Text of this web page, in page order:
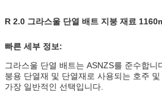
R 2.0 그라스울 단열 배트 지붕 재료
빠른 세부 정보:
그라스울 단열 배트는 ASNZS를 준수합
붕용 단열재 및 단열재로 사용되는 호주
가장 일반적인 선택입니다.